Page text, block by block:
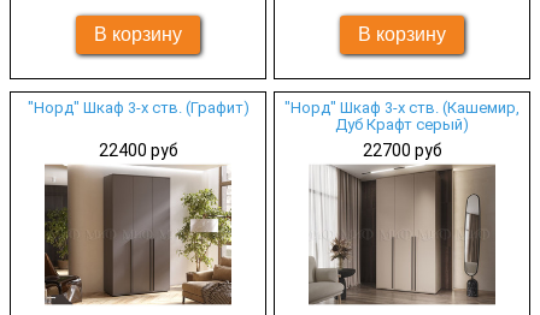
"Норд" Шкаф 3-х ств. (Графит)
22400 руб
"Норд" Шкаф 3-х ств. (Кашемир,
Дуб Крафт серый)
22700 руб